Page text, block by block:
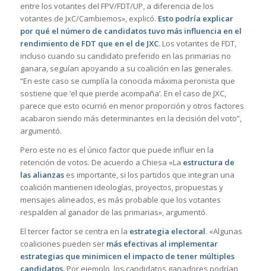
entre los votantes del FPV/FDT/UP, a diferencia de los
votantes de JxC/Cambiemos», explicó. Esto podría explicar
por qué el número de candidatos tuvo más influencia en el
rendimiento de FDT que en el de JXC. Los votantes de FDT,
incluso cuando su candidato preferido en las primarias no
ganara, seguían apoyando a su coalición en las generales.
“En este caso se cumplía la conocida máxima peronista que
sostiene que ‘el que pierde acompaña’. En el caso de JXC,
parece que esto ocurrió en menor proporción y otros factores
acabaron siendo más determinantes en la decisión del voto”,
argumentó.
Pero este no es el único factor que puede influir en la
retención de votos. De acuerdo a Chiesa «La estructura de
las alianzases importante, si los partidos que integran una
coalición mantienen ideologías, proyectos, propuestas y
mensajes alineados, es más probable que los votantes
respalden al ganador de las primarias», argumentó.
El tercer factor se centra en la estrategia electoral. «Algunas
coaliciones pueden ser más efectivas al implementar
estrategias que minimicen el impacto de tener múltiples
candidatos.Por ejemplo, los candidatos ganadores podrían